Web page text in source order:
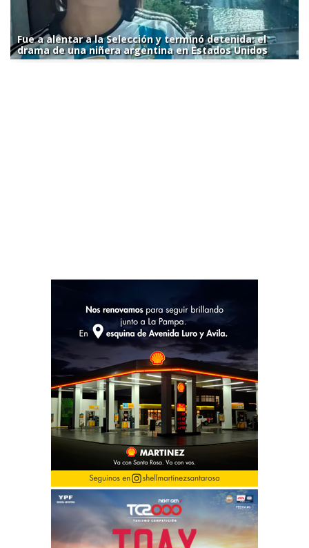
Fue a alentar a la Selección y terminó detenida: el
drama de una niñera argentina en Estados Unidos